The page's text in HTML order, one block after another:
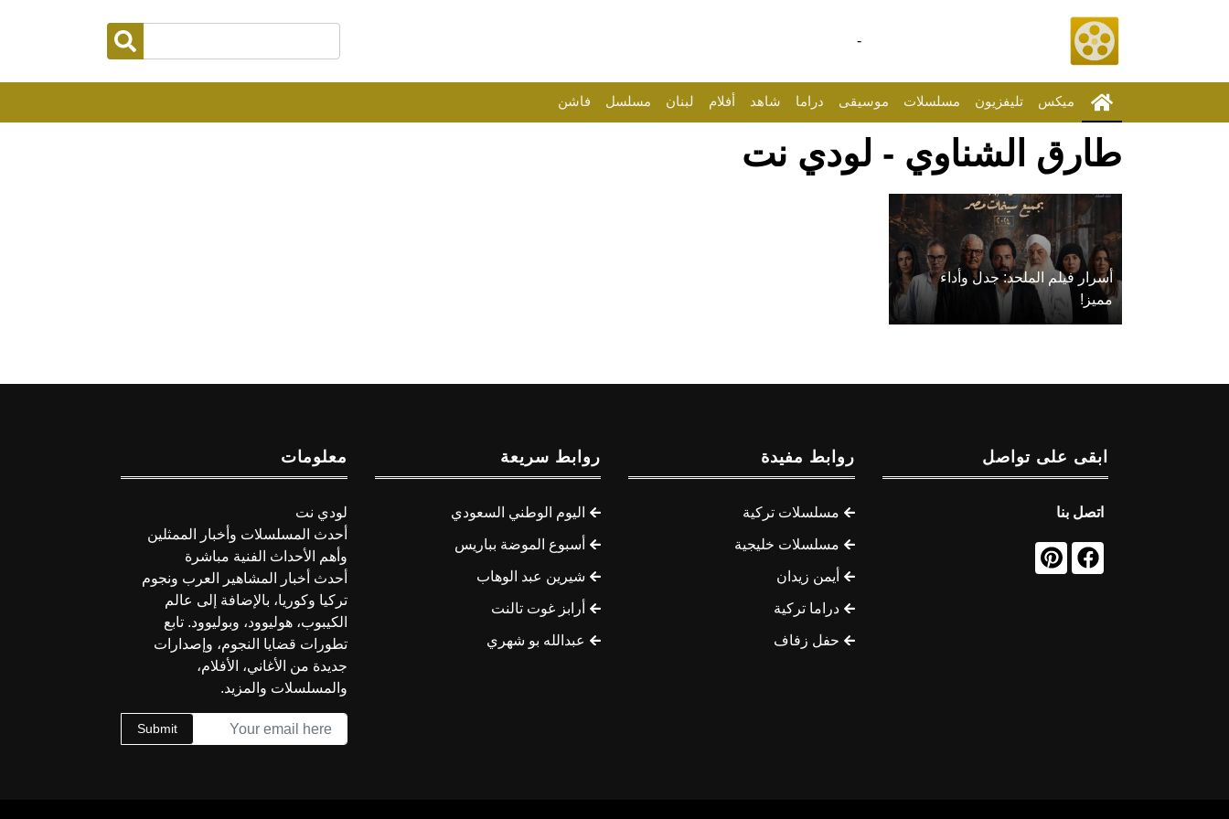
-
ميكس تليفزيون مسلسلات موسيقى دراما شاهد أفلام لبنان مسلسل فاشن
طارق الشناوي - لودي نت
أسرار فيلم الملحد: جدل وأداء
مميز!
ابقى على تواصل
اتصل بنا
روابط مفيدة
مسلسلات تركية
مسلسلات خليجية
أيمن زيدان
دراما تركية
حفل زفاف
روابط سريعة
اليوم الوطني السعودي
أسبوع الموضة بباريس
شيرين عبد الوهاب
أرابز غوت تالنت
عبدالله بو شهري
معلومات
لودي نت
أحدث المسلسلات وأخبار الممثلين
وأهم الأحداث الفنية مباشرة
أحدث أخبار المشاهير العرب ونجوم
تركيا وكوريا، بالإضافة إلى عالم
الكيبوب، هوليوود، وبوليوود. تابع
تطورات قضايا النجوم، وإصدارات
جديدة من الأغاني، الأفلام،
والمسلسلات والمزيد.
Submit